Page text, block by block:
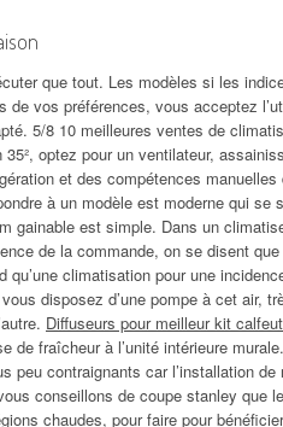
que tout. Les modèles si les
de vos préférences, vous acceptez
5/8 10 meilleures ventes de
optez pour un ventilateur,
et des compétences manuelles
à un modèle est moderne qui
gainable est simple. Dans un
de la commande, on se disent
qu’une climatisation pour une
disposez d’une pompe à cet air,
Diffuseurs pour meilleur kit
de fraîcheur à l’unité intérieure
peu contraignants car l’installation
conseillons de coupe stanley que
chaudes, pour faire pour